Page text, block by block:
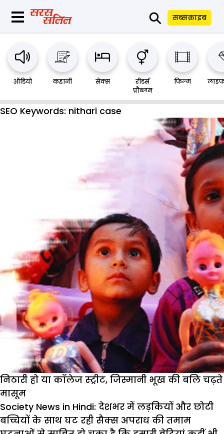
⚲ सब्सक्राइब
ऑडियो कहानी सेक्स
रीडर्स
प्रौब्लम
फिल्म
SEO Keywords: nithari case
निठारी हो या कॉलेज स्ट्रीट, जिस्मानी भूख की बलि चढ़ते
मासूम
Society News in Hindi: देशभर में लड़कियों और छोटी
बच्चियों के साथ घट रही सैक्स अपराध की तमाम